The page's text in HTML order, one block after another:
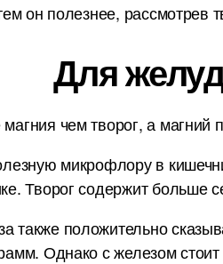
он полезнее, рассмотрев
Для
чем творог, а магний
микрофлору в
Творог содержит больше
положительно
Однако с железом